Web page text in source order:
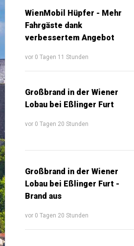
WienMobil Hüpfer - Mehr
Fahrgäste dank
verbessertem Angebot
vor 0 Tagen 11 Stunden
Großbrand in der Wiener
Lobau bei Eßlinger Furt
vor 0 Tagen 20 Stunden
Großbrand in der Wiener
Lobau bei Eßlinger Furt -
Brand aus
vor 0 Tagen 20 Stunden